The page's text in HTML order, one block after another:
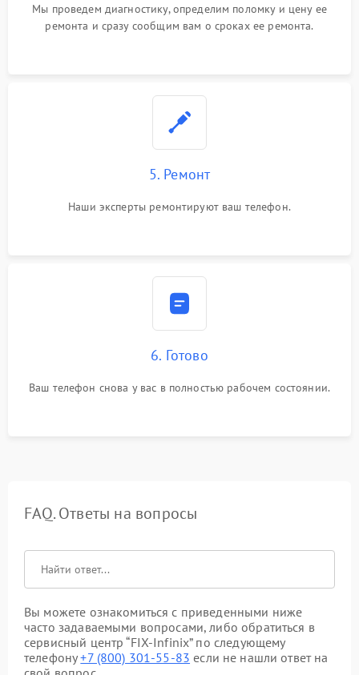
Мы проведем диагностику, определим поломку и цену ее
ремонта и сразу сообщим вам о сроках ее ремонта.
5. Ремонт
Наши эксперты ремонтируют ваш телефон.
6. Готово
Ваш телефон снова у вас в полностью рабочем состоянии.
FAQ. Ответы на вопросы
Вы можете ознакомиться с приведенными ниже
часто задаваемыми вопросами, либо обратиться в
сервисный центр “FIX-Infinix” по следующему
телефону+7 (800) 301-55-83 если не нашли ответ на